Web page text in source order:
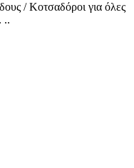
/ Κοτσαδόροι για όλες
..